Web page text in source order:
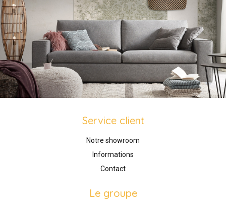
Service client
Notre showroom
Informations
Contact
Le groupe